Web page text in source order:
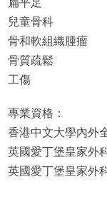
扁平足
兒童骨科
骨和軟組織腫瘤
骨質疏鬆
工傷
專業資格：
香港中文大學內外
英國愛丁堡皇家外
英國愛丁堡皇家外